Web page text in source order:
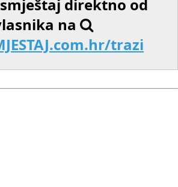
direktno od
na
trazi